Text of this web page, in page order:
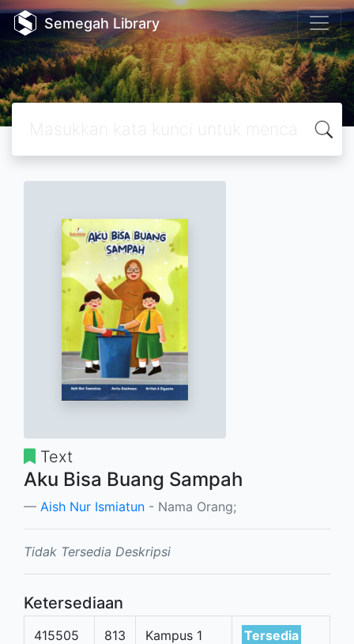
Semegah Library
Text
Aku Bisa Buang Sampah
Aish Nur Ismiatun - Nama Orang;
Tidak Tersedia Deskripsi
Ketersediaan
415505
813
Kampus 1 Tersedia